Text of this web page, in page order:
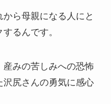
ら母親になる人にと
るんです。
みの苦しみへの恐怖
沢尻さんの勇気に感心